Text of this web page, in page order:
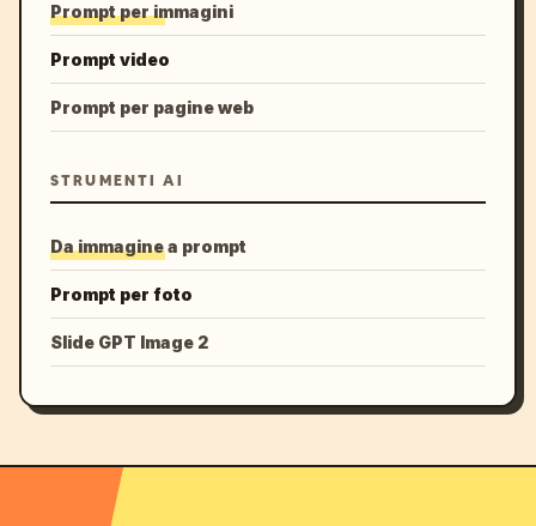
Prompt per immagini
Prompt video
Prompt per pagine web
STRUMENTI AI
Da immagine a prompt
Prompt per foto
Slide GPT Image 2